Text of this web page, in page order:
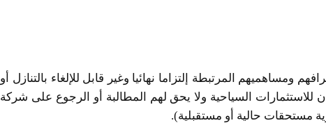
ومساهميهم المرتبطة إلتزاما نهائيا وغير قابل للإلغاء بالتنازل أو
السياحية ولا يحق لهم المطالبة أو الرجوع على شركة
مستحقات حالية أو مستقبلية).